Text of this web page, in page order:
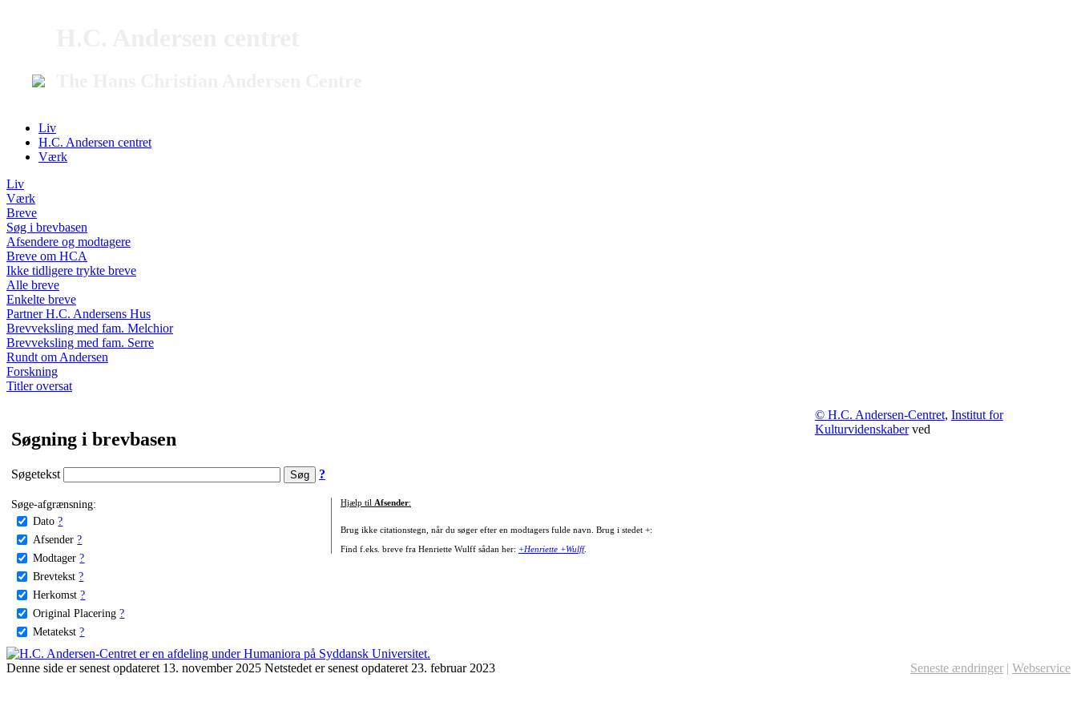
Liv
H.C. Andersen centret
Værk
Liv
Værk
Breve
Søg i brevbasen
Afsendere og modtagere
Breve om HCA
Ikke tidligere trykte breve
Alle breve
Enkelte breve
Partner H.C. Andersens Hus
Brevveksling med fam. Melchior
Brevveksling med fam. Serre
Rundt om Andersen
Forskning
Titler oversat
Søgning i brevbasen
Søgetekst ?
Søge-afgrænsning:
Dato ?
Afsender ?
Modtager ?
Brevtekst ?
Herkomst ?
Original Placering ?
Metatekst ?
Hjælp til Afsender:
Brug ikke citationstegn, når du søger efter en modtagers fulde navn. Brug i stedet +:
Find f.eks. breve fra Henriette Wulff sådan her: +Henriette +Wulff.
© H.C. Andersen-Centret, Institut for
Kulturvidenskaberved
Denne side er senest opdateret 13. november 2025 Netstedet er senest opdateret 23. februar 2023 Seneste ændringer | Webservice